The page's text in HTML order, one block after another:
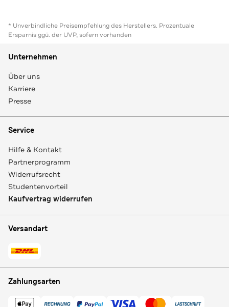
* Unverbindliche Preisempfehlung des Herstellers. Prozentuale
Ersparnis ggü. der UVP, sofern vorhanden
Unternehmen
Über uns
Karriere
Presse
Service
Hilfe & Kontakt
Partnerprogramm
Widerrufsrecht
Studentenvorteil
Kaufvertrag widerrufen
Versandart
Zahlungsarten